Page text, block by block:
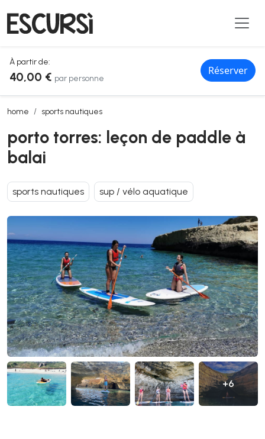
À partir de:
40,00 € par personne
Réserver
home sports nautiques
porto torres: leçon de paddle à balai
porto torres: leçon de paddle à
balai
sports nautiques sup / vélo aquatique
+6